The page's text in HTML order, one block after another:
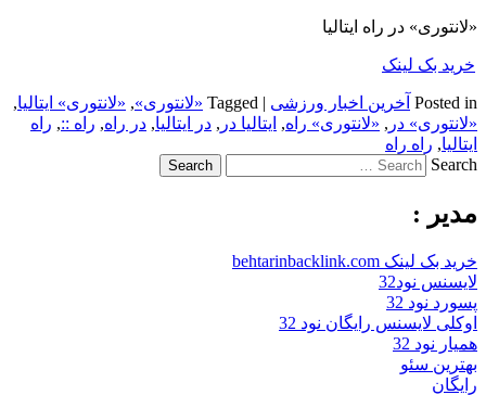
«لانتوری» در راه ایتالیا
خرید بک لینک
Posted in آخرین اخبار ورزشی |
Tagged «لانتوری», «لانتوری» ایتالیا,
«لانتوری» در , «لانتوری» راه, ایتالیا در , در ایتالیا, در راه, راه ::, راه
ایتالیا, راه راه
Search
مدیر :
خرید بک لینک behtarinbacklink.com
لایسنس نود32
پسورد نود 32
اوکلی لایسنس رایگان نود 32
همیار نود 32
بهترین سئو
رایگان